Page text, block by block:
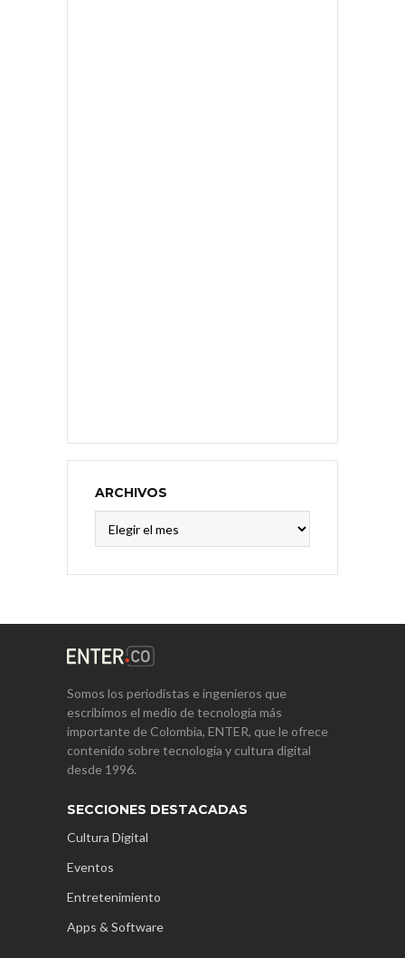
ARCHIVOS
Somos los periodistas e ingenieros que
escribimos el medio de tecnología más
importante de Colombia, ENTER, que le ofrece
contenido sobre tecnología y cultura digital
desde 1996.
SECCIONES DESTACADAS
Cultura Digital
Eventos
Entretenimiento
Apps & Software